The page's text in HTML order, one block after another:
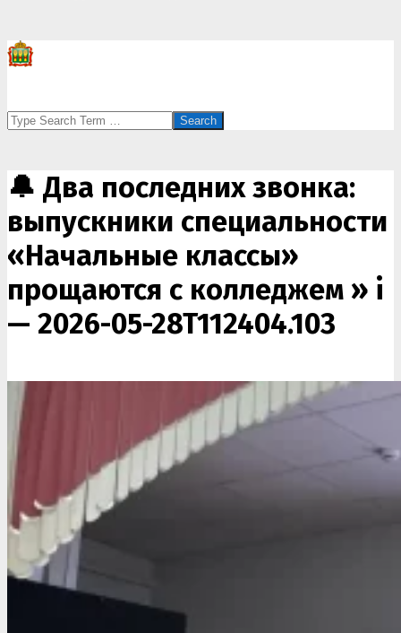
Search
🔔 Два последних звонка:
выпускники специальности
«Начальные классы»
прощаются с колледжем » i
— 2026-05-28T112404.103